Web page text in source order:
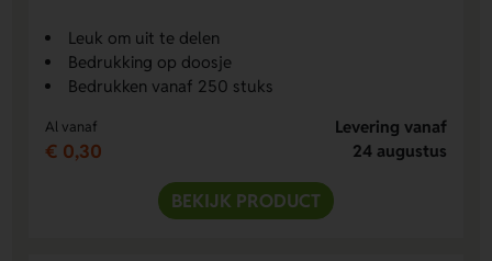
Leuk om uit te delen
Bedrukking op doosje
Bedrukken vanaf 250 stuks
Al vanaf
€ 0,30
Levering vanaf
24 augustus
BEKIJK PRODUCT